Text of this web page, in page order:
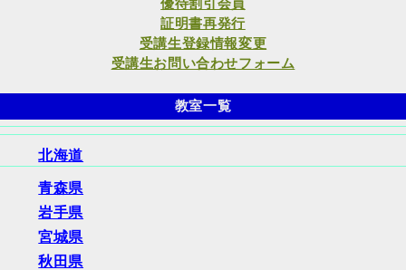
優待割引会員
証明書再発行
受講生登録情報変更
受講生お問い合わせフォーム
教室一覧
北海道
青森県
岩手県
宮城県
秋田県